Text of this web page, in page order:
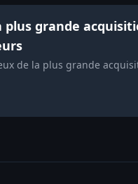
plus grande
de la plus grande